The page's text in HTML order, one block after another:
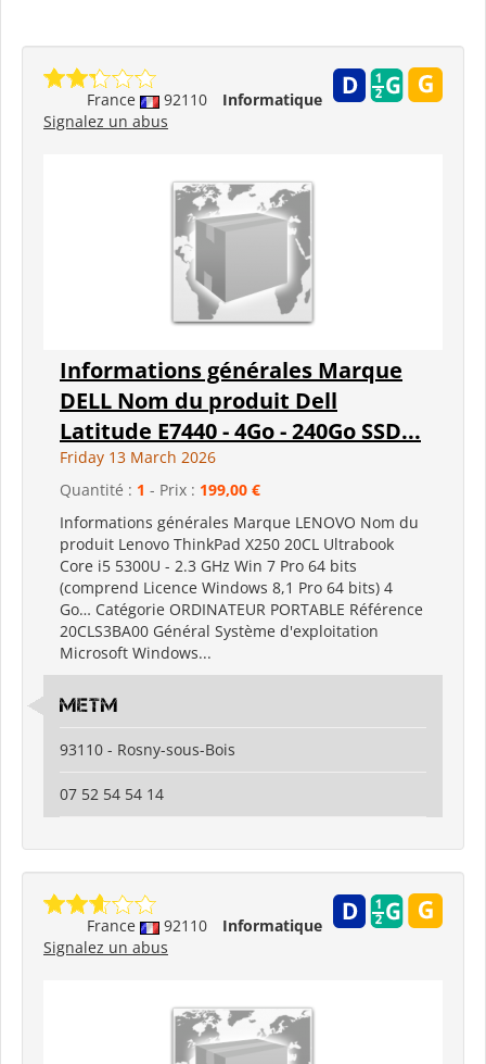
France 92110
Informatique
Signalez un abus
Informations générales Marque
DELL Nom du produit Dell
Latitude E7440 - 4Go - 240Go SSD...
Friday 13 March 2026
Quantité : 1 - Prix : 199,00 €
Informations générales Marque LENOVO Nom du
produit Lenovo ThinkPad X250 20CL Ultrabook
Core i5 5300U - 2.3 GHz Win 7 Pro 64 bits
(comprend Licence Windows 8,1 Pro 64 bits) 4
Go… Catégorie ORDINATEUR PORTABLE Référence
20CLS3BA00 Général Système d'exploitation
Microsoft Windows...
metm
93110 - Rosny-sous-Bois
07 52 54 54 14
France 92110
Informatique
Signalez un abus